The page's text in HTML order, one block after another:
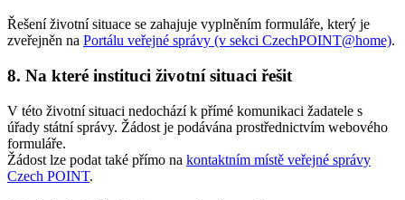
Řešení životní situace se zahajuje vyplněním formuláře, který je
zveřejněn na Portálu veřejné správy (v sekci CzechPOINT@home).
8. Na které instituci životní situaci řešit
V této životní situaci nedochází k přímé komunikaci žadatele s
úřady státní správy. Žádost je podávána prostřednictvím webového
formuláře.
Žádost lze podat také přímo na kontaktním místě veřejné správy
Czech POINT.